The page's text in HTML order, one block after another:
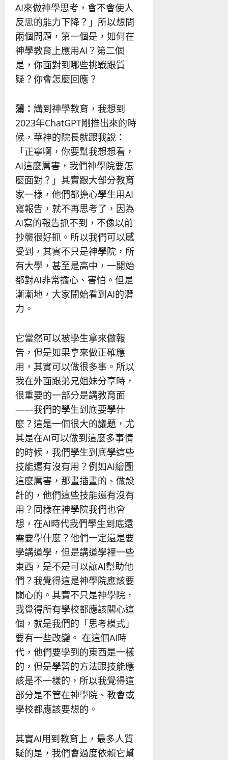
AI來做神學思考，會不會使人
反思的能力下降？」所以想問
兩個問題，第一個是，如何在
神學教育上應用AI？第二個
是，你面對到哪些挑戰跟質
疑？你會怎麼回應？
蒲： 講到神學教育，我想到
2023年ChatGPT剛推出來的時
候，華神的院長就跟我說：
「正寧啊，你要幫我想想看，
AI這麼厲害，我們神學院要怎
麼面對？」其實跟大部分教育
家一樣，他們都擔心學生用AI
寫報告，就不再思考了，因為
AI寫的報告抓不到，不像以前
抄襲很好抓。所以我們可以感
受到，其實不只是神學院，所
有大學，甚至是高中，一開始
都對AI非常擔心、害怕。但是
漸漸地，大家開始看到AI的潛
力。
它當然可以被學生拿來做報
告，但是如果拿來做正確應
用，其實可以做很多事。所以
我在外面跟弟兄姐妹分享時，
很重要的一部分是講教育面
——我們的學生到底要學什
麼？這是一個很大的議題，尤
其是在AI可以做到這麼多事情
的時候，我們學生到底學這些
技能還有沒有用？例如AI繪圖
這麼厲害，那畫插畫的、做設
計的，他們這些技能還有沒有
用？同樣在神學院我們也會
想，在AI時代我們學生到底還
需要學什麼？他們一定還是要
學講道學，但是講道學裡一些
東西，是不是可以讓AI幫助他
們？我覺得這是神學院應該要
關心的。其實不只是神學院，
我覺得所有學校都應該關心這
個，就是我們的「思考模式」
要有一些改變。 在這個AI時
代，他們要學到的東西是一樣
的，但是學習的方法跟技能應
該是不一樣的，所以我覺得這
部分是不管在神學院、教會或
學校都應該要想的。
其實AI用到教育上，最多人質
疑的是，我們會過度依賴它幫